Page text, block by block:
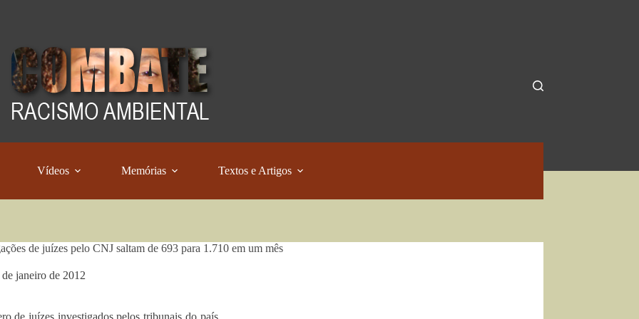
Vídeos Memórias Textos e Artigos
de juízes pelo CNJ saltam de 693 para 1.710 em um mês
de janeiro de 2012
de juízes investigados pelos tribunais do país